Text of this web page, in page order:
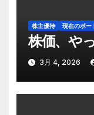
株主優待 現在のポー
株価、や
3月 4, 2026